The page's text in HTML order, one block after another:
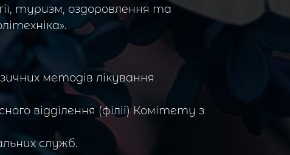
туризм, оздоровлення та
методів лікування
відділення (філії) Комітету з
служб.